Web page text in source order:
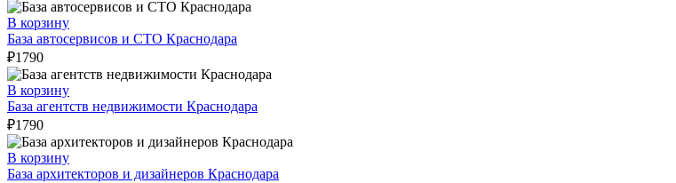
В корзину
База автосервисов и СТО Краснодара
₽1790
В корзину
База агентств недвижимости Краснодара
₽1790
В корзину
База архитекторов и дизайнеров Краснодара